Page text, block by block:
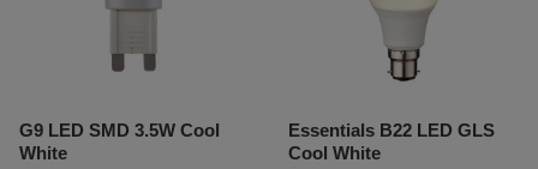
G9 LED SMD 3.5W Cool
White
Essentials B22 LED GLS
Cool White